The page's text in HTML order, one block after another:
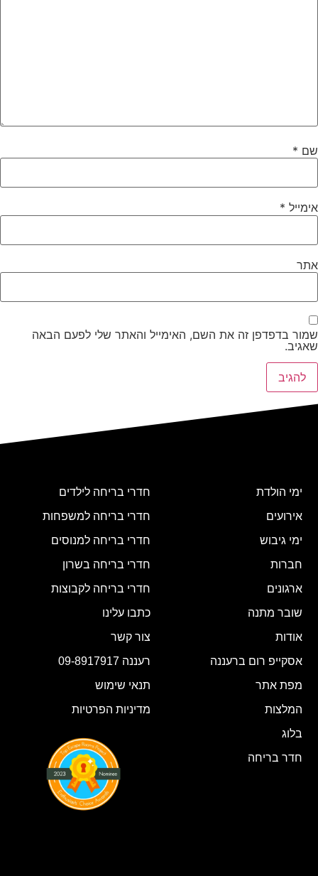
שם *
אימייל *
אתר
שמור בדפדפן זה את השם, האימייל והאתר שלי לפעם הבאה
שאגיב.
ימי הולדת
אירועים
ימי גיבוש
חברות
ארגונים
שובר מתנה
חדרי בריחה לילדים
חדרי בריחה למשפחות
חדרי בריחה למנוסים
חדרי בריחה בשרון
חדרי בריחה לקבוצות
כתבו עלינו
אודות
אסקייפ רום ברעננה
מפת אתר
המלצות
בלוג
חדר בריחה
צור קשר
רעננה 09-8917917
תנאי שימוש
מדיניות הפרטיות